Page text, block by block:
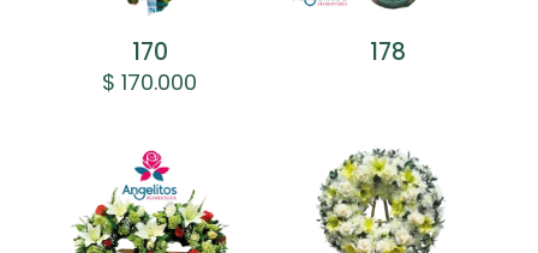
170
$ 170.000
178